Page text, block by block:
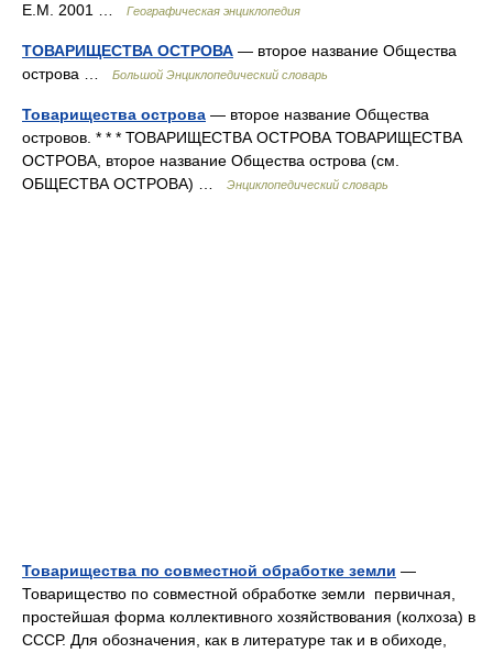
Е.М. 2001 …
Географическая энциклопедия
ТОВАРИЩЕСТВА ОСТРОВА — второе название Общества
острова …
Большой Энциклопедический словарь
Товарищества острова — второе название Общества
островов. * * * ТОВАРИЩЕСТВА ОСТРОВА ТОВАРИЩЕСТВА
ОСТРОВА, второе название Общества острова (см.
ОБЩЕСТВА ОСТРОВА) …
Энциклопедический словарь
Товарищества по совместной обработке земли —
Товарищество по совместной обработке земли первичная,
простейшая форма коллективного хозяйствования (колхоза) в
СССР. Для обозначения, как в литературе так и в обиходе,